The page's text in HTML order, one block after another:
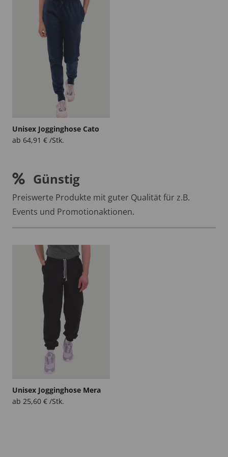
Unisex Jogginghose Cato
ab 64,91 € /Stk.
Günstig
Preiswerte Produkte mit guter Qualität für z.B.
Events und Promotionaktionen.
Unisex Jogginghose Mera
ab 25,60 € /Stk.